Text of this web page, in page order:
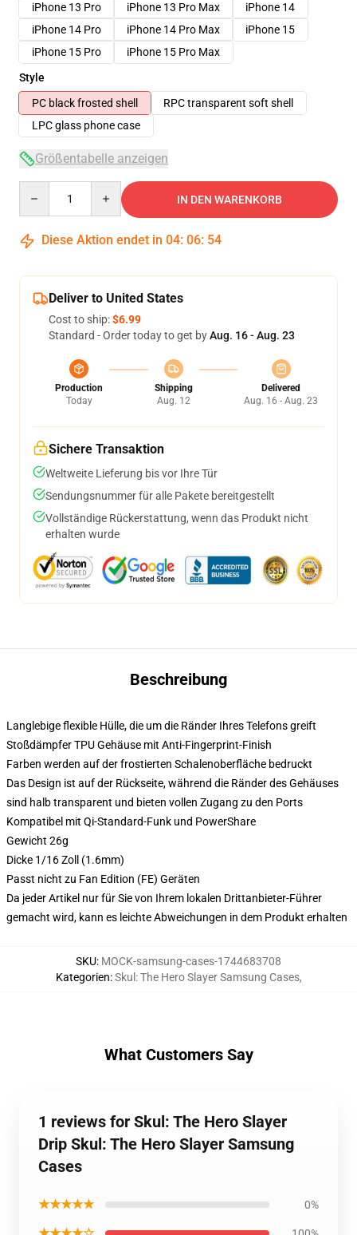
iPhone 13 Pro
iPhone 13 Pro Max
iPhone 14
iPhone 14 Pro
iPhone 14 Pro Max
iPhone 15
iPhone 15 Pro
iPhone 15 Pro Max
Style
PC black frosted shell
RPC transparent soft shell
LPC glass phone case
Größentabelle anzeigen
IN DEN WARENKORB
Diese Aktion endet in 04: 06: 54
Deliver to United States
Cost to ship:$6.99
Standard - Order today to get byAug. 16 - Aug. 23
Production
Today
Shipping
Aug. 12
Delivered
Aug. 16 - Aug. 23
Sichere Transaktion
Weltweite Lieferung bis vor Ihre Tür
Sendungsnummer für alle Pakete bereitgestellt
Vollständige Rückerstattung, wenn das Produkt nicht
erhalten wurde
Beschreibung
Langlebige flexible Hülle, die um die Ränder Ihres Telefons greift
Stoßdämpfer TPU Gehäuse mit Anti-Fingerprint-Finish
Farben werden auf der frostierten Schalenoberfläche bedruckt
Das Design ist auf der Rückseite, während die Ränder des Gehäuses
sind halb transparent und bieten vollen Zugang zu den Ports
Kompatibel mit Qi-Standard-Funk und PowerShare
Gewicht 26g
Dicke 1/16 Zoll (1.6mm)
Passt nicht zu Fan Edition (FE) Geräten
Da jeder Artikel nur für Sie von Ihrem lokalen Drittanbieter-Führer
gemacht wird, kann es leichte Abweichungen in dem Produkt erhalten
SKU: MOCK-samsung-cases-1744683708
Kategorien:Skul: The Hero Slayer Samsung Cases,
What Customers Say
1 reviews for Skul: The Hero Slayer
Drip Skul: The Hero Slayer Samsung
Cases
★★★★★ 0%